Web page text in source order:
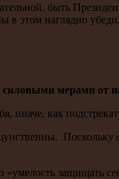
быть
в этом наглядно
мерами от
как
защищать